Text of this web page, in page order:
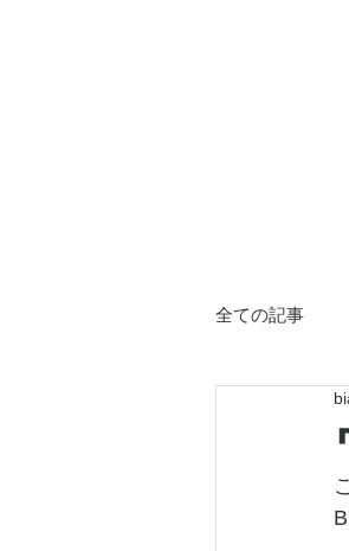
全ての記事
三重店限